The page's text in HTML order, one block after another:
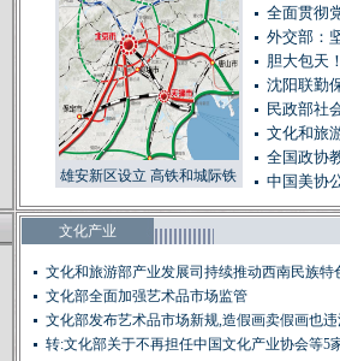
雄安新区设立 高铁和城际铁
全面贯彻
外交部：
胆大包天
沈阳联勤
民政部社
文化和旅
全国政协
中国美协
文化产业
文化和旅游部产业发展司持续推动西南民族特
业...文化部全面加强艺术品市场监管
文化部发布艺术品市场新规,造假画卖假画也
转:文化部关于不再担任中国文化产业协会等5